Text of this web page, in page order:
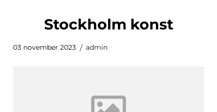
stockholm konst
03 november 2023 admin